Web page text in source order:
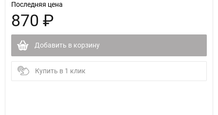
Последняя цена
870 ₽
Добавить в корзину
Купить в 1 клик